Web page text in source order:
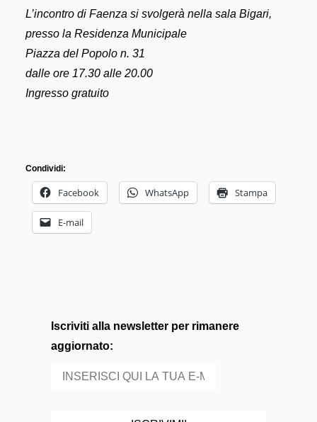
L’incontro di Faenza si svolgerà nella sala Bigari,
presso la Residenza Municipale
Piazza del Popolo n. 31
dalle ore 17.30 alle 20.00
Ingresso gratuito
Condividi:
Facebook WhatsApp Stampa
E-mail
Iscriviti alla newsletter per rimanere
aggiornato: